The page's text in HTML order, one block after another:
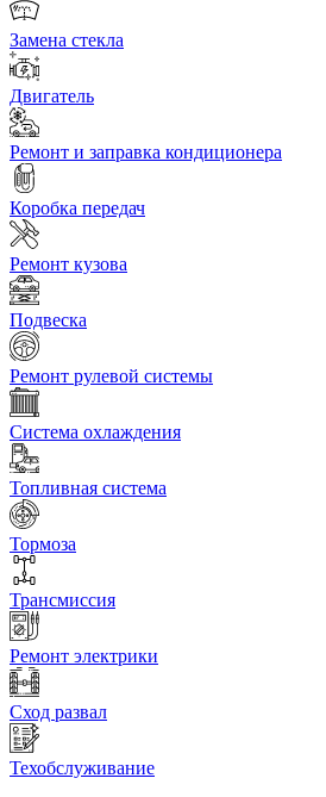
Замена стекла
Двигатель
Ремонт и заправка кондиционера
Коробка передач
Ремонт кузова
Подвеска
Ремонт рулевой системы
Система охлаждения
Топливная система
Тормоза
Трансмиссия
Ремонт электрики
Сход развал
Техобслуживание